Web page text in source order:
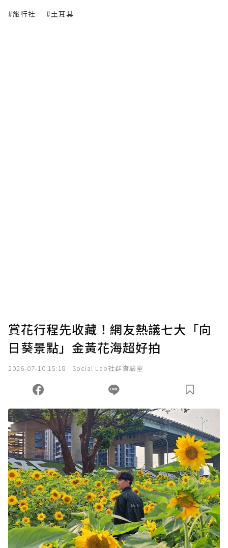
#旅行社 #土耳其
賞花行程先收藏！網友熱議七大「向
日葵景點」金黃花海超好拍
2026-07-10 15:18 Social Lab社群實驗室